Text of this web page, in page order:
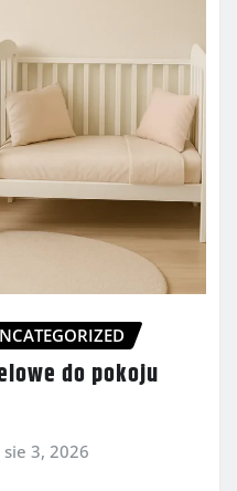
do pokoju
sie 3, 2026